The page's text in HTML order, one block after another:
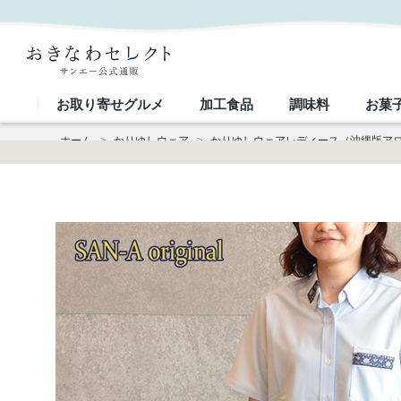
お取り寄せグルメ 加工食品 調味料 お菓
ホーム > かりゆしウェア > かりゆしウェアレディース（沖縄版ア